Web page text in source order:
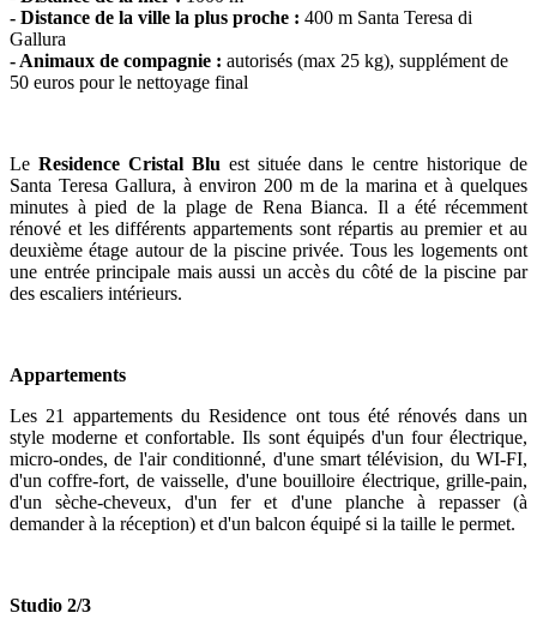
- Distance de la ville la plus proche : 400 m Santa Teresa di
Gallura
- Animaux de compagnie : autorisés (max 25 kg), supplément de
50 euros pour le nettoyage final
Le Residence Cristal Bluest située dans le centre historique de
Santa Teresa Gallura, à environ 200 m de la marina et à quelques
minutes à pied de la plage de Rena Bianca. Il a été récemment
rénové et les différents appartements sont répartis au premier et au
deuxième étage autour de la piscine privée. Tous les logements ont
une entrée principale mais aussi un accès du côté de la piscine par
des escaliers intérieurs.
Appartements
Les 21 appartements du Residence ont tous été rénovés dans un
style moderne et confortable. Ils sont équipés d'un four électrique,
micro-ondes, de l'air conditionné, d'une smart télévision, du WI-FI,
d'un coffre-fort, de vaisselle, d'une bouilloire électrique, grille-pain,
d'un sèche-cheveux, d'un fer et d'une planche à repasser (à
demander à la réception) et d'un balcon équipé si la taille le permet.
Studio 2/3